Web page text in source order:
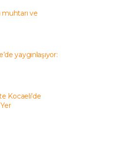
muhtarı ve
yaygınlaşıyor:
Kocaeli’de